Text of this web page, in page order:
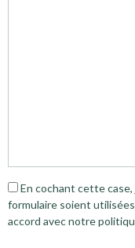
En cochant cette
formulaire soient
accord avec notre